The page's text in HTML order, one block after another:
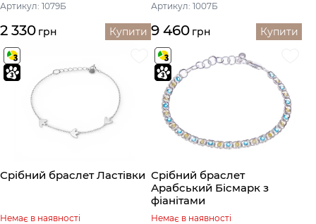
Артикул: 1079Б
2 330 грн Купити
Артикул: 1007Б
9 460 грн Купити
Срібний браслет Ластівки
Немає в наявності
Срібний браслет
Арабський Бісмарк з
фіанітами
Немає в наявності